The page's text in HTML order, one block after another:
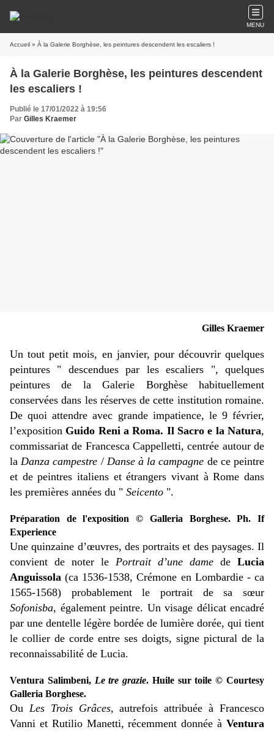
MENU
Accueil » À la Galerie Borghèse, les peintures descendent les escaliers !
À la Galerie Borghèse, les peintures descendent
les escaliers !
Publié le 17/01/2022 à 19:56
Par Gilles Kraemer
Gilles Kraemer
Un tout petit mois, en janvier, pour découvrir quelques
peintures " descendues par les escaliers ", quelques
peintures de la Galerie Borghèse habituellement
conservées dans les réserves de cette institution romaine.
De quoi attendre avec grande impatience, le 9 février,
l’exposition Guido Reni a Roma. Il Sacro e la Natura,
commissariat de Francesca Cappelletti, centrée autour de
laDanza campestre /Danse à la campagne de ce peintre
et de peintres italiens et étrangers vivant à Rome dans
les premières années du " Seicento ".
Préparation de l'exposition © Galleria Borghese. Ph. If
Experience
Une quinzaine d’œuvres, des portraits et des paysages. Il
convient de noter le Portrait d’une dame de Lucia
Anguissola (ca 1536-1538, Crémone en Lombardie - ca
1565-1568) probablement le portrait de sa sœur
Sofonisba, également peintre. Un visage délicat encadré
par une dentelle légère bordée de lumière dorée, qui tient
le collier de corde entre ses doigts, signe pictural de la
reconnaissabilité de Lucia.
Ventura Salimbeni, Le tre grazie. Huile sur toile © Courtesy
Galleria Borghese.
Ou Les Trois Grâces, autrefois attribuée à Francesco
Vanni et Rutilio Manetti, récemment donnée à Ventura